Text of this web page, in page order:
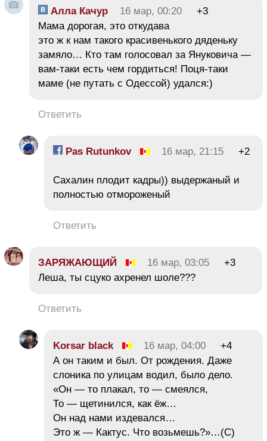
Алла Качур 16 мар, 00:20
+3
Мама дорогая, это откудава
это ж к нам такого красивенького дяденьку
замяло… Кто там голосовал за Януковича —
вам-таки есть чем гордиться! Поця-таки
маме (не путать с Одессой) удался:)
Ответить
Pas Rutunkov 16 мар, 21:15 +2
Сахалин плодит кадры)) выдержаный и
полностью отмороженый
Ответить
ЗАРЯЖАЮЩИЙ 16 мар, 03:05
+3
Леша, ты сцуко ахренел шоле???
Ответить
Korsar black 16 мар, 04:00
+4
А он таким и был. От рождения. Даже
слоника по улицам водил, было дело.
«Он — то плакал, то — смеялся,
То — щетинился, как ёж…
Он над нами издевался…
Это ж — Кактус. Что возьмешь?»…(С)